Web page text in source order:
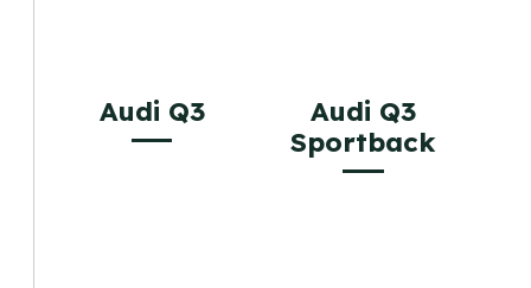
Audi Q3
Audi Q3
Sportback